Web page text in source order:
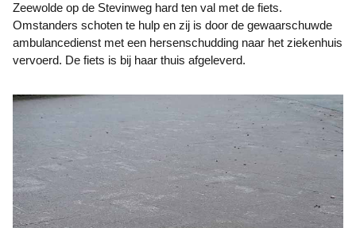
Zeewolde op de Stevinweg hard ten val met de fiets.
Omstanders schoten te hulp en zij is door de gewaarschuwde
ambulancedienst met een hersenschudding naar het ziekenhuis
vervoerd. De fiets is bij haar thuis afgeleverd.